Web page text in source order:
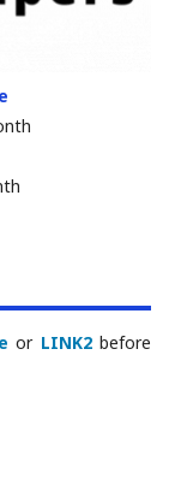
or LINK2before